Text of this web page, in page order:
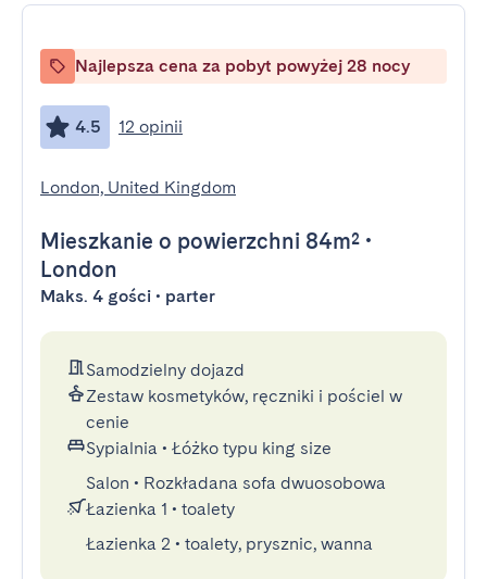
Najlepsza cena za pobyt powyżej 28 nocy
4.5 12 opinii
London, United Kingdom
Mieszkanie o powierzchni 84m² •
London
Maks. 4 gości • parter
Samodzielny dojazd
Zestaw kosmetyków, ręczniki i pościel w
cenie
Sypialnia • Łóżko typu king size
Salon • Rozkładana sofa dwuosobowa
Łazienka 1 • toalety
Łazienka 2 • toalety, prysznic, wanna